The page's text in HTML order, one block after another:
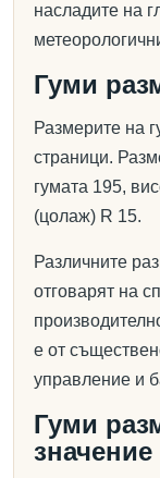
насладите на
Гуми
Размерите на
страници.
гумата 195,
(цолаж) R 15.
Различните
отговарят на
е от
управление и
Гуми
значение